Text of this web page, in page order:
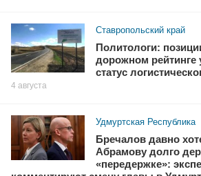
Ставропольский край
Политологи:
дорожном рейтинге
статус
4 августа
Удмуртская Республика
Бречалов давно
Абрамову долго
«передержке»: